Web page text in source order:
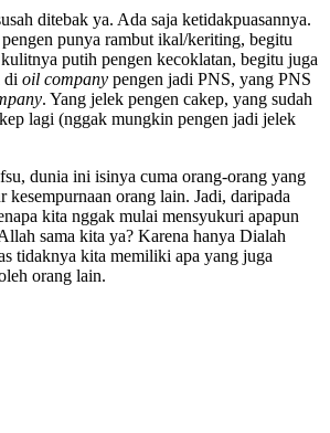
ditebak ya. Ada saja ketidakpuasannya.
punya rambut ikal/keriting, begitu
putih pengen kecoklatan, begitu juga
di oil company pengen jadi PNS, yang PNS
. Yang jelek pengen cakep, yang sudah
lagi (nggak mungkin pengen jadi jelek
dunia ini isinya cuma orang-orang yang
orang lain. Jadi, daripada
kita nggak mulai mensyukuri apapun
sama kita ya? Karena hanya Dialah
tidaknya kita memiliki apa yang juga
orang lain.